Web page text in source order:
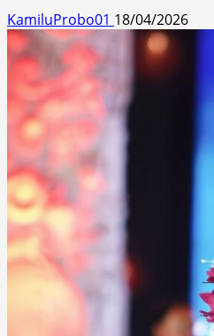
KamiluProbo01 18/04/2026